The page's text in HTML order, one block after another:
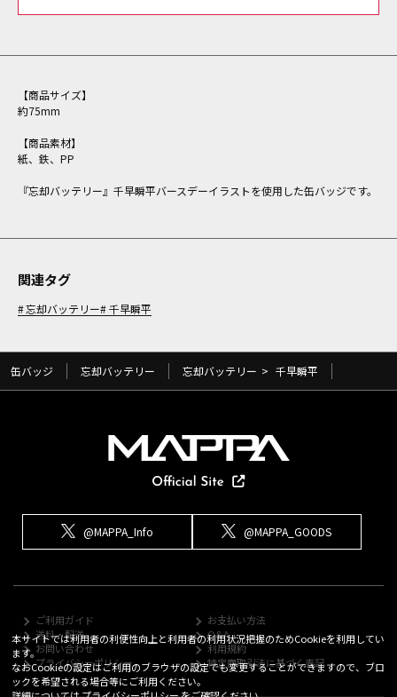
【商品サイズ】
約75mm
【商品素材】
紙、鉄、PP
『忘却バッテリー』千早瞬平バースデーイラストを使用した缶バッジです。
関連タグ
忘却バッテリー 千早瞬平
缶バッジ 忘却バッテリー 忘却バッテリー > 千早瞬平
@MAPPA_Info @MAPPA_GOODS
ご利用ガイド
お支払い方法
送料・配送
Q&A
お問い合わせ
利用規約
プライバシーポリシー
特定商取引法に基づく表記
本サイトでは利用者の利便性向上と利用者の利用状況把握のためCookieを利用してい
ます。
なおCookieの設定はご利用のブラウザの設定でも変更することができますので、ブロ
ックを希望される場合等にご利用ください。